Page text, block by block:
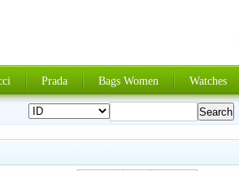
Prada Bags Women Watches